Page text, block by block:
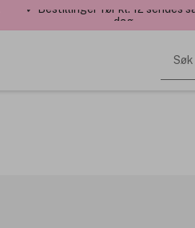
✓ Bestillinger før kl. 12 sendes
dag